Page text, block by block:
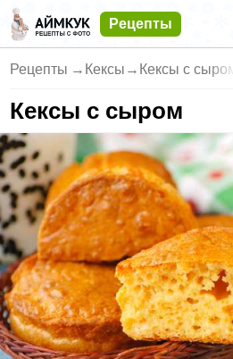
Рецепты
Рецепты → Кексы → Кексы с сыром
Кексы с сыром